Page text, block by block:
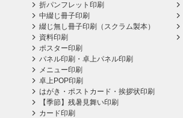
折パンフレット印刷
中綴じ冊子印刷
綴じ無し冊子印刷（スクラム製本）
資料印刷
ポスター印刷
パネル印刷・卓上パネル印刷
メニュー印刷
卓上POP印刷
はがき・ポストカード・挨拶状印刷
【季節】残暑見舞い印刷
カード印刷